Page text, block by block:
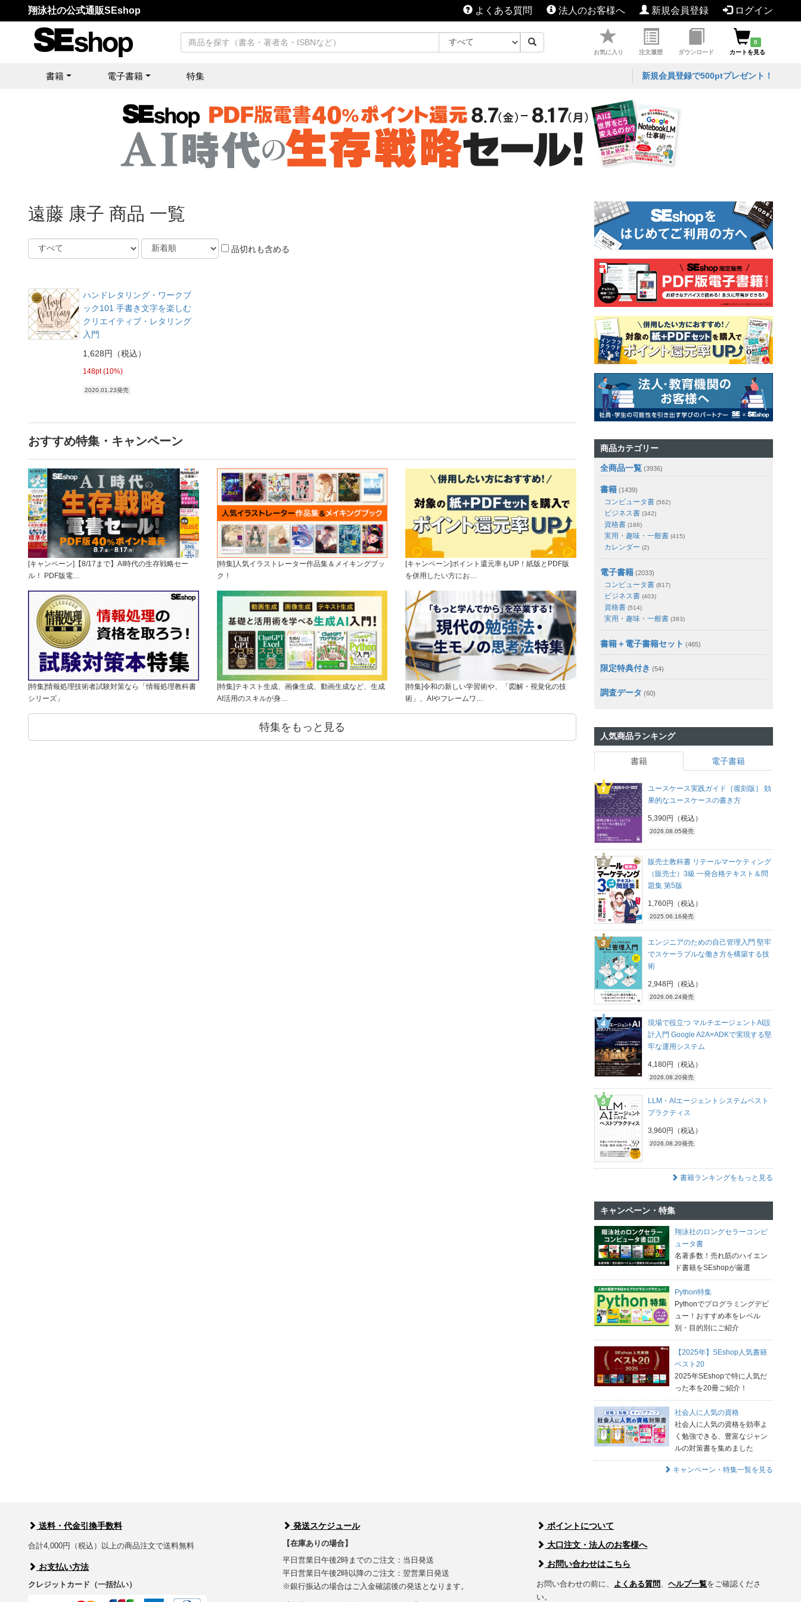
翔泳社の公式通販SEshop よくある質問 法人のお客様へ 新規会員登録 ログイン
お気に入り 注文履歴 ダウンロード
0
カートを見る
書籍 電子書籍 特集 新規会員登録で500ptプレゼント！
遠藤 康子 商品 一覧
品切れも含める
ハンドレタリング・ワークブ
ック101 手書き文字を楽しむ
クリエイティブ・レタリング
入門
1,628円（税込）
148pt (10%)
2020.01.23発売
おすすめ特集・キャンペーン
[キャンペーン]【8/17まで】AI時代の生存戦略セー
ル！ PDF版電…
[特集]人気イラストレーター作品集＆メイキングブッ
ク！
[キャンペーン]ポイント還元率もUP！紙版とPDF版
を併用したい方にお…
[特集]情報処理技術者試験対策なら「情報処理教科書
シリーズ」
[特集]テキスト生成、画像生成、動画生成など、生成
AI活用のスキルが身…
[特集]令和の新しい学習術や、「図解・視覚化の技
術」、AIやフレームワ…
特集をもっと見る
商品カテゴリー
全商品一覧 (3936)
書籍 (1439)
コンピュータ書 (562)
ビジネス書 (342)
資格書 (186)
実用・趣味・一般書 (415)
カレンダー (2)
電子書籍 (2033)
コンピュータ書 (817)
ビジネス書 (403)
資格書 (514)
実用・趣味・一般書 (383)
書籍＋電子書籍セット (465)
限定特典付き (54)
調査データ (60)
人気商品ランキング
書籍 電子書籍
ユースケース実践ガイド［復刻版］ 効
果的なユースケースの書き方
5,390円（税込）
2026.08.05発売
販売士教科書 リテールマーケティング
（販売士）3級 一発合格テキスト＆問
題集 第5版
1,760円（税込）
2025.06.16発売
エンジニアのための自己管理入門 堅牢
でスケーラブルな働き方を構築する技
術
2,948円（税込）
2026.06.24発売
現場で役立つ マルチエージェントAI設
計入門 Google A2A×ADKで実現する堅
牢な運用システム
4,180円（税込）
2026.08.20発売
LLM・AIエージェントシステムベスト
プラクティス
3,960円（税込）
2026.08.20発売
書籍ランキングをもっと見る
キャンペーン・特集
翔泳社のロングセラーコンピ
ュータ書
名著多数！売れ筋のハイエン
ド書籍をSEshopが厳選
Python特集
Pythonでプログラミングデビ
ュー！おすすめ本をレベル
別・目的別にご紹介
【2025年】SEshop人気書籍
ベスト20
2025年SEshopで特に人気だ
った本を20冊ご紹介！
社会人に人気の資格
社会人に人気の資格を効率よ
く勉強できる、豊富なジャン
ルの対策書を集めました
キャンペーン・特集一覧を見る
送料・代金引換手数料
合計4,000円（税込）以上の商品注文で送料無料
お支払い方法
クレジットカード（一括払い）
発送スケジュール
【在庫ありの場合】
平日営業日午後2時までのご注文：当日発送
平日営業日午後2時以降のご注文：翌営業日発送
※銀行振込の場合はご入金確認後の発送となります。
ポイントについて
大口注文・法人のお客様へ
お問い合わせはこちら
お問い合わせの前に、 よくある質問、ヘルプ一覧をご確認くださ
い。